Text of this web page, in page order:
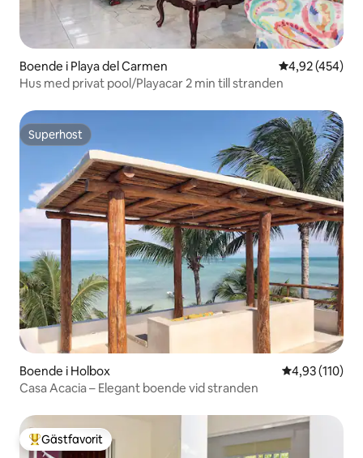
Boende i Playa del Carmen 4,92 av 5 i
4,92 (454)
Hus med privat pool/Playacar 2 min till stranden
Superhost
Superhost
Boende i Holbox 4,93 av 5 i
4,93 (110)
Casa Acacia – Elegant boende vid stranden
Populär gästfavorit
Gästfavorit